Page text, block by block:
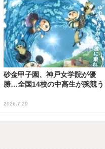
砂金甲子園、神戸女学院が優
勝…全国14校の中高生が腕競う
2026.7.29